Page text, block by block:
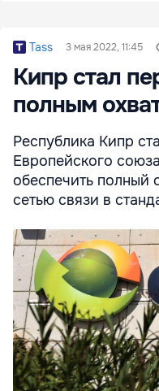
Tass 3 мая 2022, 11:45
Кипр стал
полным
Республика Кипр
Европейского
обеспечить полный
сетью связи в